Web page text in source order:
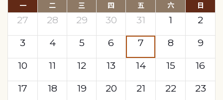
一 二 三 四 五 六 日
27 28 29 30 31 1
2
3
4 5 6 7 8
9
10
11 12 13 14 15
16
17
18 19 20 21 22
23